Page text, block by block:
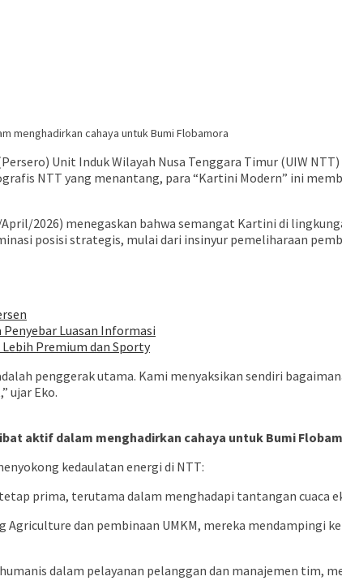
menghadirkan cahaya untuk Bumi Flobamora
Unit Induk Wilayah Nusa Tenggara Timur (UIW
NTT yang menantang, para “Kartini Modern” ini
April/2026) menegaskan bahwa semangat Kartini di
posisi strategis, mulai dari insinyur pemeliharaan
Luasan Informasi
Lebih Premium dan Sporty
penggerak utama. Kami menyaksikan sendiri
ujar Eko.
aktif dalam menghadirkan cahaya untuk Bumi
kedaulatan energi di NTT:
prima, terutama dalam menghadapi tantangan cuaca
Agriculture dan pembinaan UMKM, mereka mendampingi
dalam pelayanan pelanggan dan manajemen tim,